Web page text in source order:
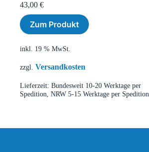
43,00 €
Zum Produkt
inkl. 19 % MwSt.
zzgl. Versandkosten
Lieferzeit: Bundesweit 10-20 Werktage per
Spedition, NRW 5-15 Werktage per Spedition